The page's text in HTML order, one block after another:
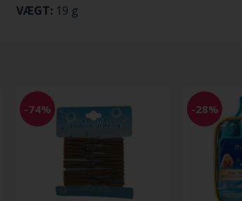
VÆGT: 19 g
-74% -28%